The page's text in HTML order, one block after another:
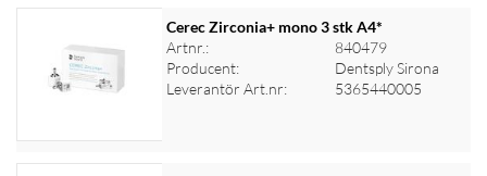
Logga in för priser
Cerec Zirconia+ mono 3 stk A4*
Artnr.:
840479
Producent:
Dentsply Sirona
Leverantör Art.nr:
5365440005